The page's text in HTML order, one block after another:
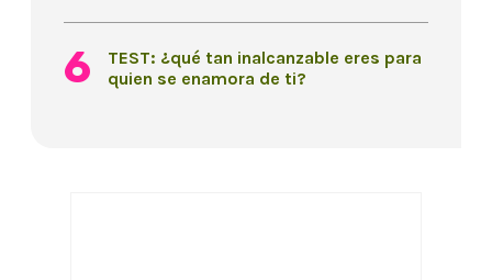
TEST: ¿qué tan inalcanzable eres para
quien se enamora de ti?